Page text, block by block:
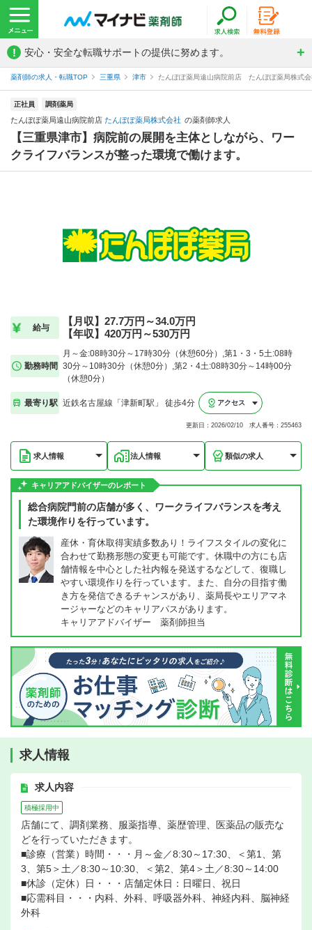
! 安心・安全な転職サポートの提供に努めます。
薬剤師の求人・転職TOP 三重県 津市 たんぽぽ薬局遠山病院前店 たんぽぽ薬局株式
正社員 調剤薬局
たんぽぽ薬局遠山病院前店 たんぽぽ薬局株式会社 の薬剤師求人
【三重県津市】病院前の展開を主体としながら、ワー
クライフバランスが整った環境で働けます。
給与
【月収】27.7万円～34.0万円
【年収】420万円～530万円
勤務時間
月～金:08時30分～17時30分（休憩60分）,第1・3・5土:08時
30分～10時30分（休憩0分）,第2・4土:08時30分～14時00分
（休憩0分）
最寄り駅 近鉄名古屋線「津新町駅」 徒歩4分 アクセス
更新日：2026/02/10 求人番号：255463
求人情報 法人情報 類似の求人
キャリアアドバイザーのレポート
総合病院門前の店舗が多く、ワークライフバランスを考え
た環境作りを行っています。
産休・育休取得実績多数あり！ライフスタイルの変化に
合わせて勤務形態の変更も可能です。休職中の方にも店
舗情報を中心とした社内報を発送するなどして、復職し
やすい環境作りを行っています。また、自分の目指す働
き方を発信できるチャンスがあり、薬局長やエリアマネ
ージャーなどのキャリアパスがあります。
キャリアアドバイザー 薬剤師担当
求人情報
求人内容
積極採用中
店舗にて、調剤業務、服薬指導、薬歴管理、医薬品の販売な
どを行っていただきます。
■診療（営業）時間・・・月～金／8:30～17:30、＜第1、第
3、第5＞土／8:30～10:30、＜第2、第4＞土／8:30～14:00
■休診（定休）日・・・店舗定休日：日曜日、祝日
■応需科目・・・内科、外科、呼吸器外科、神経内科、脳神経
外科